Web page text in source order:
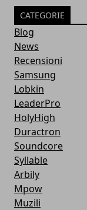
CATEGORIE
Blog
News
Recensioni
Samsung
Lobkin
LeaderPro
HolyHigh
Duractron
Soundcore
Syllable
Arbily
Mpow
Muzili